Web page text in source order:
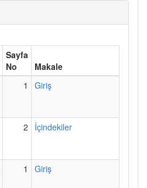
Sayfa
No
Makale
1 Giriş
2 İçindekiler
1 Giriş